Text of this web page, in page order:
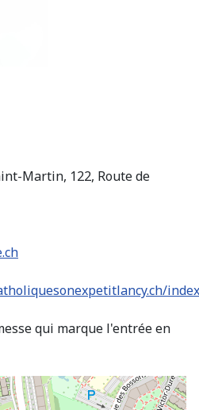
Martin, 122, Route de
qui marque l'entrée en